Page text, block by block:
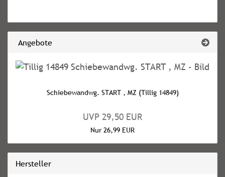
Angebote
Schiebewandwg. START , MZ (Tillig 14849)
UVP 29,50 EUR
Nur 26,99 EUR
Hersteller